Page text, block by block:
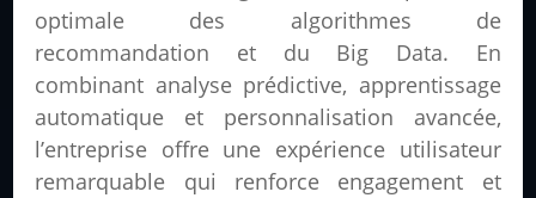
optimale des algorithmes de
recommandation et du Big Data. En
combinant analyse prédictive, apprentissage
automatique et personnalisation avancée,
l’entreprise offre une expérience utilisateur
remarquable qui renforce engagement et